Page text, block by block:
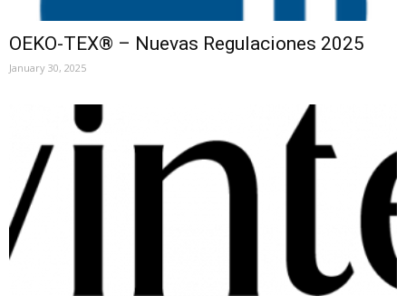
OEKO-TEX® – Nuevas Regulaciones 2025
January 30, 2025